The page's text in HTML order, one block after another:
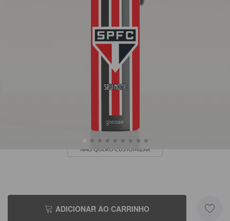
Seu Nome
conservação térmica e estampas exclusivas.
NÃO QUERO CUSTOMIZAR
ADICIONAR AO CARRINHO